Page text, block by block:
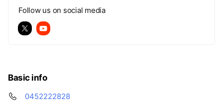
Follow us on social media
Basic info
0452222828